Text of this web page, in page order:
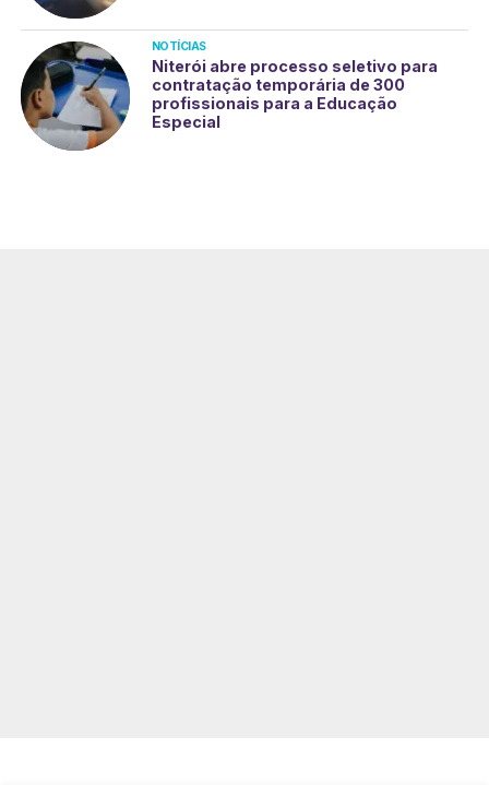
NOTÍCIAS
Niterói abre processo seletivo para
contratação temporária de 300
profissionais para a Educação
Especial